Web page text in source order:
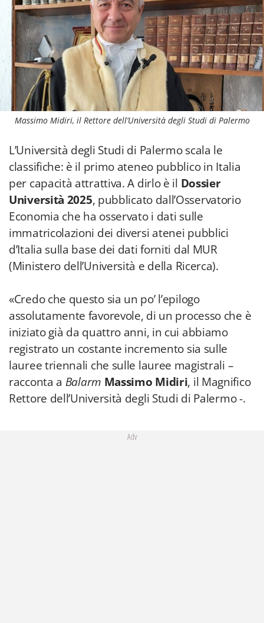
Massimo Midiri, il Rettore dell’Università degli Studi di Palermo
L’Università degli Studi di Palermo scala le
classifiche: è il primo ateneo pubblico in Italia
per capacità attrattiva. A dirlo è il Dossier
Università 2025, pubblicato dall’Osservatorio
Economia che ha osservato i dati sulle
immatricolazioni dei diversi atenei pubblici
d’Italia sulla base dei dati forniti dal MUR
(Ministero dell’Università e della Ricerca).
«Credo che questo sia un po’ l’epilogo
assolutamente favorevole, di un processo che è
iniziato già da quattro anni, in cui abbiamo
registrato un costante incremento sia sulle
lauree triennali che sulle lauree magistrali –
racconta a Balarm Massimo Midiri, il Magnifico
Rettore dell’Università degli Studi di Palermo -.
Adv